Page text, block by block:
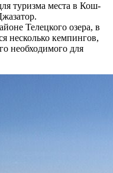
туризма места в Кош-
Телецкого озера, в
несколько кемпингов,
необходимого для